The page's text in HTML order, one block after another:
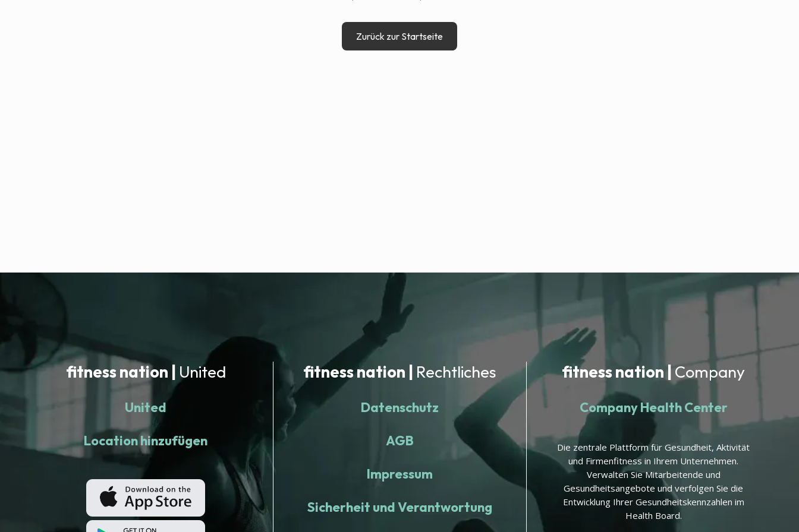
Zurück zur Startseite
fitness nation | United
United
Location hinzufügen
fitness nation | Rechtliches
Datenschutz
AGB
Impressum
Sicherheit und Verantwortung
fitness nation |Company
Company Health Center
Die zentrale Plattform für Gesundheit, Aktivität
und Firmenfitness in Ihrem Unternehmen.
Verwalten Sie Mitarbeitende und
Gesundheitsangebote und verfolgen Sie die
Entwicklung Ihrer Gesundheitskennzahlen im
Health Board.